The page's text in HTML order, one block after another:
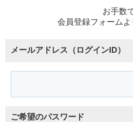
お手数
会員登録フォームよ
メールアドレス（ログインID）
ご希望のパスワード